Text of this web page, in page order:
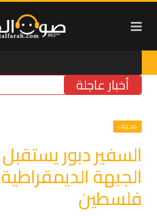
أخبار عاجلة
محليات
السفير دبور
الجبهة الديمقراطية
فلسطين